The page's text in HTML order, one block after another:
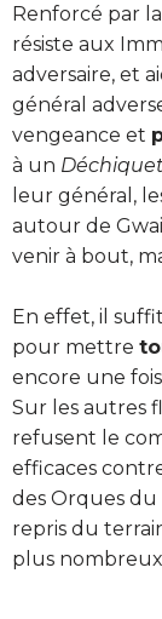
Renforcé par la
résiste aux
adversaire, et
général
vengeance et
à un
leur général,
autour de
venir à bout,
En effet, il
pour mettre
encore une
Sur les autres
refusent le
efficaces
des Orques du
repris du
plus